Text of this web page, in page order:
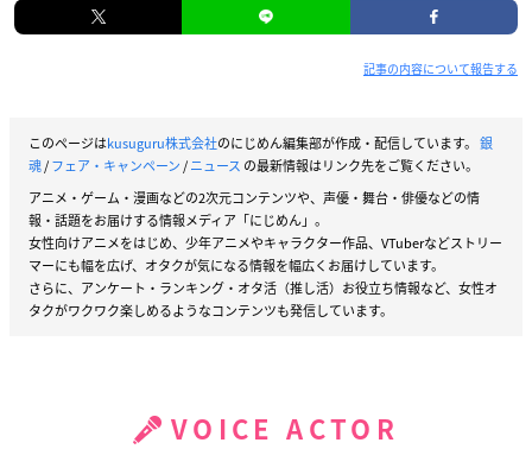
記事の内容について報告する
このページはkusuguru株式会社のにじめん編集部が作成・配信しています。 銀
魂/フェア・キャンペーン/ニュース の最新情報はリンク先をご覧ください。
アニメ・ゲーム・漫画などの2次元コンテンツや、声優・舞台・俳優などの情
報・話題をお届けする情報メディア「にじめん」。
女性向けアニメをはじめ、少年アニメやキャラクター作品、VTuberなどストリー
マーにも幅を広げ、オタクが気になる情報を幅広くお届けしています。
さらに、アンケート・ランキング・オタ活（推し活）お役立ち情報など、女性オ
タクがワクワク楽しめるようなコンテンツも発信しています。
VOICE ACTOR